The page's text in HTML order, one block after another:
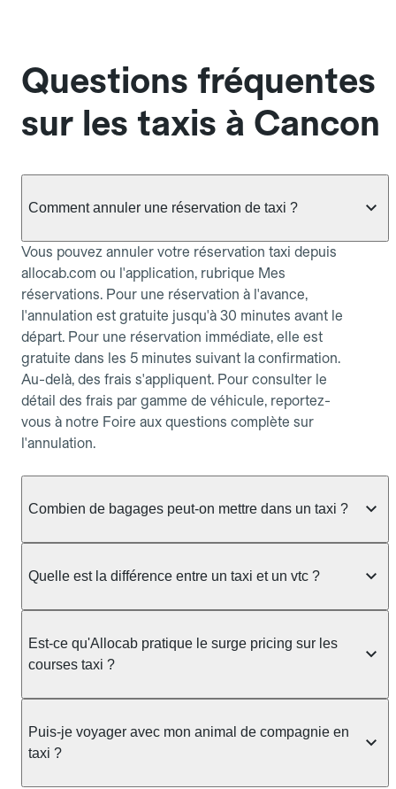
Questions fréquentes
sur les taxis à Cancon
Comment annuler une réservation de taxi ?
Vous pouvez annuler votre réservation taxi depuis
allocab.com ou l'application, rubrique Mes
réservations. Pour une réservation à l'avance,
l'annulation est gratuite jusqu'à 30 minutes avant le
départ. Pour une réservation immédiate, elle est
gratuite dans les 5 minutes suivant la confirmation.
Au-delà, des frais s'appliquent. Pour consulter le
détail des frais par gamme de véhicule, reportez-
vous à notre Foire aux questions complète sur
l'annulation.
Combien de bagages peut-on mettre dans un taxi ?
taxi berline accueille en général jusqu'à 3 bagages
ou nombreux, précisez-le dans le champ "Message
au chauffeur" lors de la réservation. Le prix n'est
pas impacté par le nombre de bagages.
Quelle est la différence entre un taxi et un vtc ?
prendre en charge directement dans la rue, à une
station ou sur réservation, avec un tarif au
réservation et propose un prix fixe annoncé à
l'avance. Chez Allocab, réservez facilement votre
taxi.
Est-ce qu'Allocab pratique le surge pricing sur les
courses taxi ?
réglementation préfectorale et suit un barème
officiel : il protège des hausses liées à la demande.
Puis-je voyager avec mon animal de compagnie en
taxi ?